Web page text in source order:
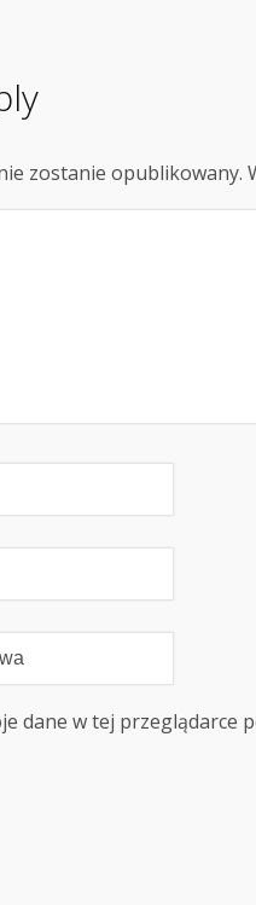
zostanie opublikowany.
dane w tej przeglądarce